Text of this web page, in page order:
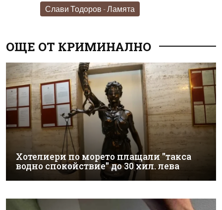
Слави Тодоров - Ламята
ОЩЕ ОТ КРИМИНАЛНО
Хотелиери по морето плащали "такса
водно спокойствие" до 30 хил. лева